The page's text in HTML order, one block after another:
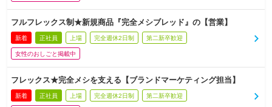
フルフレックス制★新規商品『完全メシブレッド』の【営業】
新着 正社員 上場 完全週休2日制 第二新卒歓迎
女性のおしごと掲載中
フレックス★完全メシを支える【ブランドマーケティング担当】
新着 正社員 上場 完全週休2日制 第二新卒歓迎